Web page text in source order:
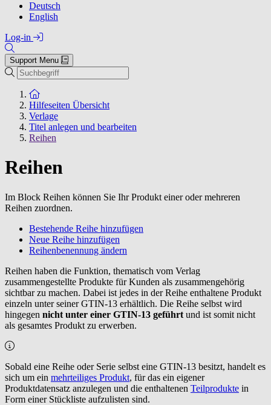
Deutsch
English
Log-in
Support Menu
Suchen
Zur Startseite
Hilfeseiten Übersicht
Verlage
Titel anlegen und bearbeiten
Reihen
Reihen
Im Block Reihen können Sie Ihr Produkt einer oder mehreren
Reihen zuordnen.
Bestehende Reihe hinzufügen
Neue Reihe hinzufügen
Reihenbenennung ändern
Reihen haben die Funktion, thematisch vom Verlag
zusammengestellte Produkte für Kunden als zusammengehörig
sichtbar zu machen. Dabei ist jedes in der Reihe enthaltene Produkt
einzeln unter seiner GTIN-13 erhältlich. Die Reihe selbst wird
hingegen nicht unter einer GTIN-13 geführt und ist somit nicht
als gesamtes Produkt zu erwerben.
Sobald eine Reihe oder Serie selbst eine GTIN-13 besitzt, handelt es
sich um ein mehrteiliges Produkt, für das ein eigener
Produktdatensatz anzulegen und die enthaltenen Teilprodukte in
Form einer Stückliste aufzulisten sind.